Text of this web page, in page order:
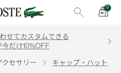
0
せてカスタムできる
今だけ10%OFF
クセサリー キャップ・ハット